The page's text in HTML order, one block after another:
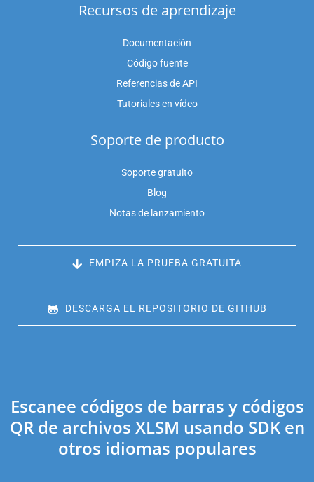
Recursos de aprendizaje
Documentación
Código fuente
Referencias de API
Tutoriales en vídeo
Soporte de producto
Soporte gratuito
Blog
Notas de lanzamiento
EMPIZA LA PRUEBA GRATUITA
DESCARGA EL REPOSITORIO DE GITHUB
Escanee códigos de barras y códigos
QR de archivos XLSM usando SDK en
otros idiomas populares